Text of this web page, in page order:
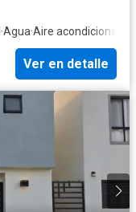
·Agua·Aire acondicionado
Ver en detalle